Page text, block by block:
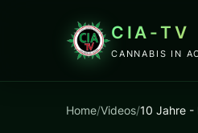
CIA-TV
CANNABIS IN
Home/Videos/10 Jahre -